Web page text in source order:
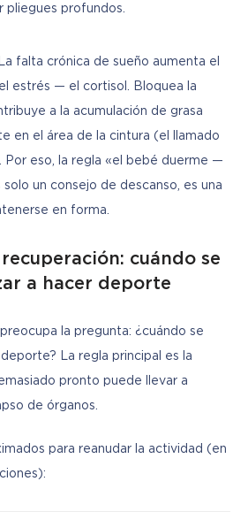
pliegues profundos.
falta crónica de sueño aumenta el
estrés — el cortisol. Bloquea la
a la acumulación de grasa
en el área de la cintura (el llamado
Por eso, la regla «el bebé duerme —
un consejo de descanso, es una
en forma.
cuándo se
a hacer deporte
la pregunta: ¿cuándo se
La regla principal es la
pronto puede llevar a
de órganos.
para reanudar la actividad (en